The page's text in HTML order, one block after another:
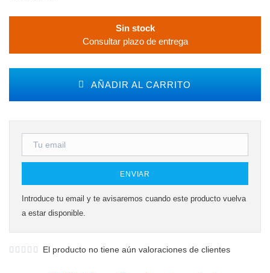
Sin stock
Consultar plazo de entrega
AÑADIR AL CARRITO
ENVIAR
Introduce tu email y te avisaremos cuando este producto vuelva
a estar disponible.
El producto no tiene aún valoraciones de clientes